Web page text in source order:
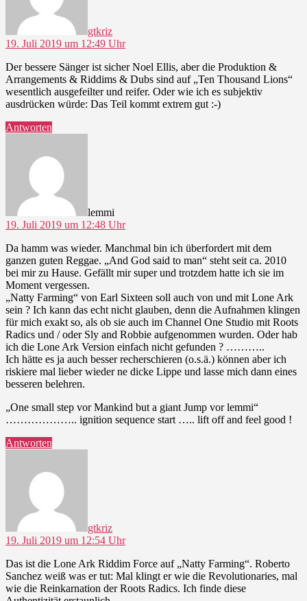
gtkriz
19. Juli 2019 um 12:49 Uhr
Der bessere Sänger ist sicher Noel Ellis, aber die Produktion &
Arrangements & Riddims & Dubs sind auf „Ten Thousand Lions“
wesentlich ausgefeilter und reifer. Oder wie ich es subjektiv
ausdrücken würde: Das Teil kommt extrem gut :-)
Antworten
lemmi
19. Juli 2019 um 12:48 Uhr
Da hamm was wieder. Manchmal bin ich überfordert mit dem
ganzen guten Reggae. „And God said to man“ steht seit ca. 2010
bei mir zu Hause. Gefällt mir super und trotzdem hatte ich sie im
Moment vergessen.
„Natty Farming“ von Earl Sixteen soll auch von und mit Lone Ark
sein ? Ich kann das echt nicht glauben, denn die Aufnahmen klingen
für mich exakt so, als ob sie auch im Channel One Studio mit Roots
Radics und / oder Sly and Robbie aufgenommen wurden. Oder hab
ich die Lone Ark Version einfach nicht gefunden ? ………..
Ich hätte es ja auch besser recherschieren (o.s.ä.) können aber ich
riskiere mal lieber wieder ne dicke Lippe und lasse mich dann eines
besseren belehren.
„One small step vor Mankind but a giant Jump vor lemmi“
……………….. ignition sequence start ….. lift off and feel good !
Antworten
gtkriz
19. Juli 2019 um 12:54 Uhr
Das ist die Lone Ark Riddim Force auf „Natty Farming“. Roberto
Sanchez weiß was er tut: Mal klingt er wie die Revolutionaries, mal
wie die Reinkarnation der Roots Radics. Ich finde diese